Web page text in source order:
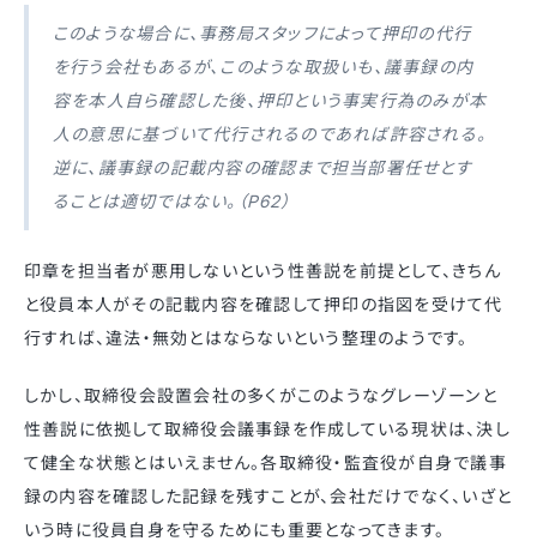
このような場合に、事務局スタッフによって押印の代行
を行う会社もあるが、このような取扱いも、議事録の内
容を本人自ら確認した後、押印という事実行為のみが本
人の意思に基づいて代行されるのであれば許容される。
逆に、議事録の記載内容の確認まで担当部署任せとす
ることは適切ではない。（P62）
印章を担当者が悪用しないという性善説を前提として、きちん
と役員本人がその記載内容を確認して押印の指図を受けて代
行すれば、違法・無効とはならないという整理のようです。
しかし、取締役会設置会社の多くがこのようなグレーゾーンと
性善説に依拠して取締役会議事録を作成している現状は、決し
て健全な状態とはいえません。各取締役・監査役が自身で議事
録の内容を確認した記録を残すことが、会社だけでなく、いざと
いう時に役員自身を守るためにも重要となってきます。